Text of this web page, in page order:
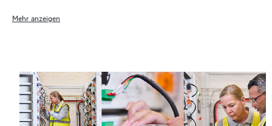
zur Seite zu stehen
Mehr anzeigen